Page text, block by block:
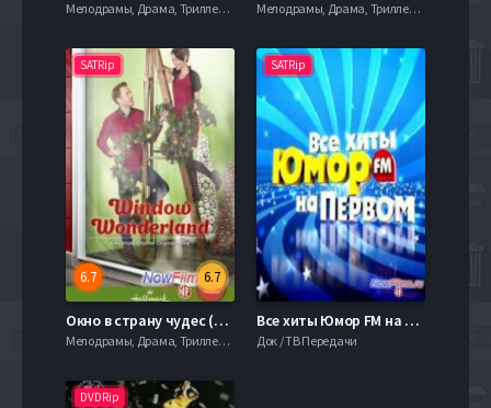
Мелодрамы, Драма, Триллеры, serial.mob Мелодрамы, Драма, Триллеры, serial.mob
SATRip
6.7
6.7
Окно в страну чудес (2013)
Мелодрамы, Драма, Триллеры, serial.mob
SATRip
Все хиты Юмор FM на Первом (2013)
Док / ТВ Передачи
DVDRip